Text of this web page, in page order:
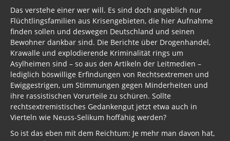
Das verstehe einer wer will. Es sind doch angeblich nur
Flüchtlingsfamilien aus Krisengebieten, die hier Aufnahme
finden sollen und deswegen Deutschland und seinen
Bewohner dankbar sind. Die Berichte über Drogenhandel,
Krawalle und explodierende Kriminalität rings um
Asylheimen sind – so aus den Artikeln der Leitmedien –
lediglich böswillige Erfindungen von Rechtsextremen und
Ewiggestrigen, um Stimmungen gegen Minderheiten und
ihre rassistischen Vorurteile zu schüren. Sollte
rechtsextremistisches Gedankengut jetzt etwa auch in
Vierteln wie Neuss-Selikum hoffähig werden?
So ist das eben mit dem Reichtum: Je mehr man davon hat,